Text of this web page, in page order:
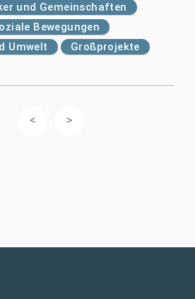
und Gemeinschaften
Bewegungen
Umwelt
Großprojekte